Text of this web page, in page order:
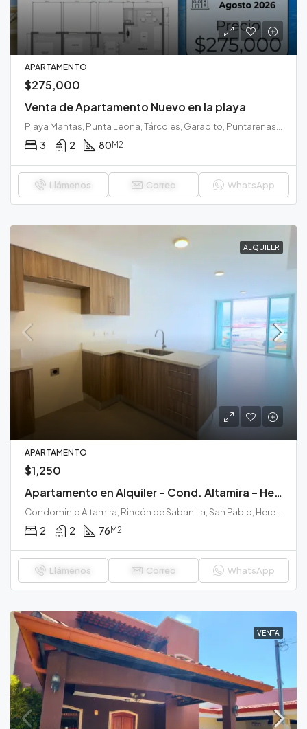
APARTAMENTO
$275,000
Venta de Apartamento Nuevo en la playa
3 2 80M2
Llámenos Correo WhatsApp
ALQUILER
APARTAMENTO
$1,250
Apartamento en Alquiler – Cond. Altamira – Heredia
2 2 76M2
Llámenos Correo WhatsApp
VENTA